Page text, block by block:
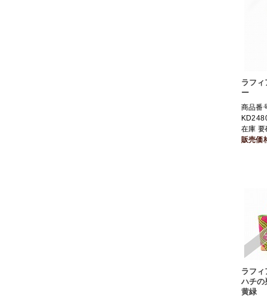
ラフィ
ー
商品番
在庫 要
販売価
ラフィ
ハチの
黄緑